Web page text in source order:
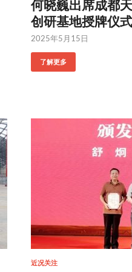
何晓巍出席成都
创研基地授牌仪式
2025年5月15日
了解更多
近况关注